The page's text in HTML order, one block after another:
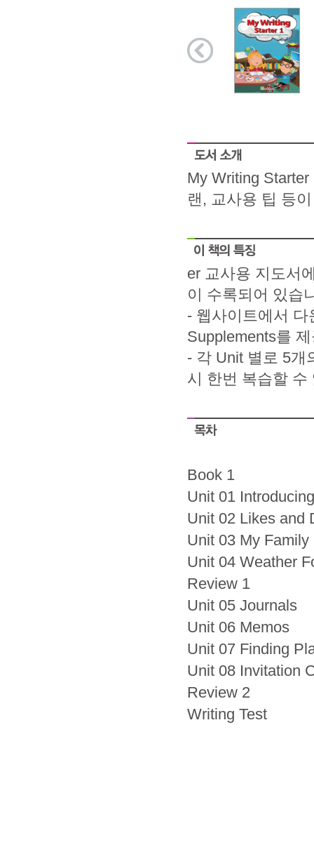
My Writing
랜, 교사용 팁 등
er 교사용 지도서
이 수록되어 있습
- 웹사이트에서 다
Supplements를
- 각 Unit 별로 5개
시 한번 복습할 수
Book 1
Unit 01
Unit 02 Likes and
Unit 03 My Family
Unit 04 Weather
Review 1
Unit 05 Journals
Unit 06 Memos
Unit 07 Finding
Unit 08 Invitation
Review 2
Writing Test